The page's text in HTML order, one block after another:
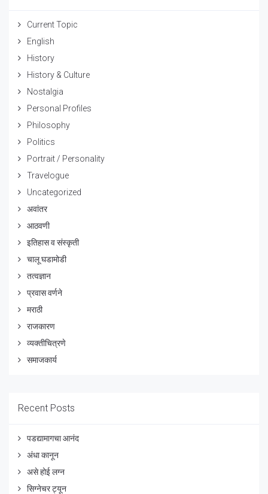
Current Topic
English
History
History & Culture
Nostalgia
Personal Profiles
Philosophy
Politics
Portrait / Personality
Travelogue
Uncategorized
अवांतर
आठवणी
इतिहास व संस्कृती
चालू घडामोडी
तत्वज्ञान
प्रवास वर्णने
मराठी
राजकारण
व्यक्तीचित्रणे
समाजकार्य
Recent Posts
पडद्यामागचा आनंद
अंधा कानून
असे होई लग्न
सिग्नेचर ट्यून